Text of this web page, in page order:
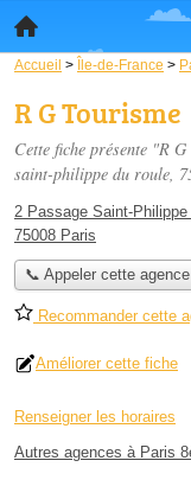
Accueil > Île-de-France >
R G Tourisme
Cette fiche présente "R
saint-philippe du roule,
2 Passage Saint-Philippe
75008 Paris
📞 Appeler cette
Recommander cette
Améliorer cette fiche
Renseigner les horaires
Autres agences à Paris